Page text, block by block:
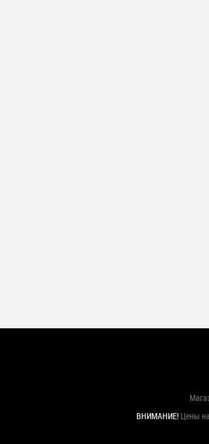
ВНИМАНИЕ!Цены на